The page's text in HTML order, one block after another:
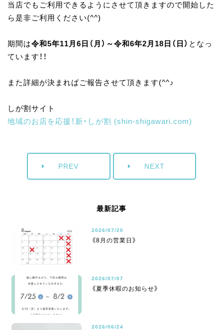
当店でもご利用できるようにさせて頂きますので開始した
ら是非ご利用ください(^^)
期間は令和5年11月6日（月）～令和6年2月18日（日） となっ
ています！！
また詳細が決まればご報告させて頂きます(^^♪
しが割サイト
地域のお店を応援！新・しが割 (shin-shigawari.com)
PREV NEXT
最新記事
2026/07/20
《8月の営業日》
2026/07/07
《夏季休暇のお知らせ》
2026/06/24